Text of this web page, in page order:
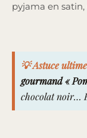
pyjama en
💡 Astuce
gourmand«
chocolat noir…